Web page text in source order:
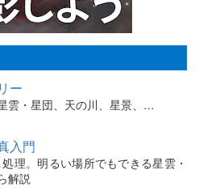
ー
雲・星団、天の川、星景、…
入門
理。明るい場所でもできる星雲・
解説